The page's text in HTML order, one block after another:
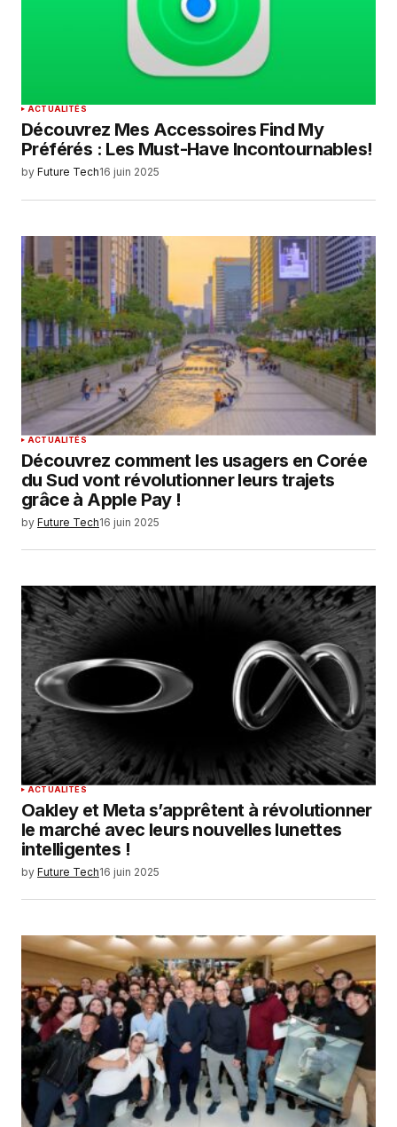
ACTUALITÉS
Découvrez Mes Accessoires Find My
Préférés : Les Must-Have Incontournables!
by Future Tech16 juin 2025
ACTUALITÉS
Découvrez comment les usagers en Corée
du Sud vont révolutionner leurs trajets
grâce à Apple Pay !
by Future Tech16 juin 2025
ACTUALITÉS
Oakley et Meta s’apprêtent à révolutionner
le marché avec leurs nouvelles lunettes
intelligentes !
by Future Tech16 juin 2025